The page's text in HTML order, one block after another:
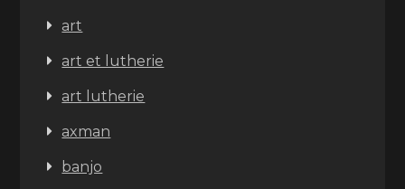
art
art et lutherie
art lutherie
axman
banjo